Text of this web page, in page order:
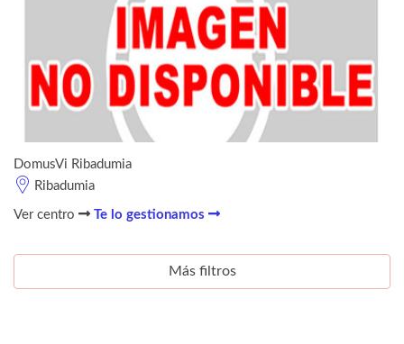
DomusVi Ribadumia
Ribadumia
Ver centro Te lo gestionamos
Más filtros